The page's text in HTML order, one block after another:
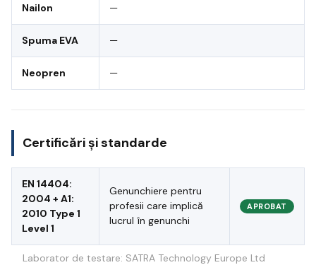
Nailon —
Spuma EVA —
Neopren —
Certificări și standarde
EN 14404:
2004 + A1:
2010 Type 1
Level 1
Genunchiere pentru
profesii care implică
lucrul în genunchi
APROBAT
Laborator de testare: SATRA Technology Europe Ltd